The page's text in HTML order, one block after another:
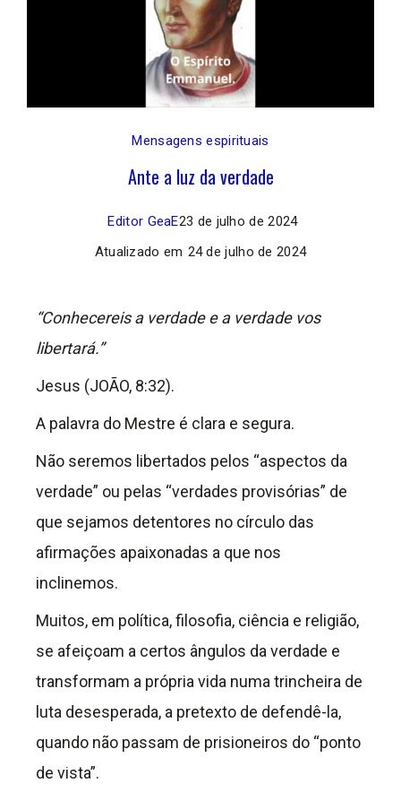
Mensagens espirituais
Ante a luz da verdade
Editor GeaE23 de julho de 2024
Atualizado em 24 de julho de 2024
“Conhecereis a verdade e a verdade vos
libertará.”
Jesus (JOÃO, 8:32).
A palavra do Mestre é clara e segura.
Não seremos libertados pelos “aspectos da
verdade” ou pelas “verdades provisórias” de
que sejamos detentores no círculo das
afirmações apaixonadas a que nos
inclinemos.
Muitos, em política, filosofia, ciência e religião,
se afeiçoam a certos ângulos da verdade e
transformam a própria vida numa trincheira de
luta desesperada, a pretexto de defendê-la,
quando não passam de prisioneiros do “ponto
de vista”.